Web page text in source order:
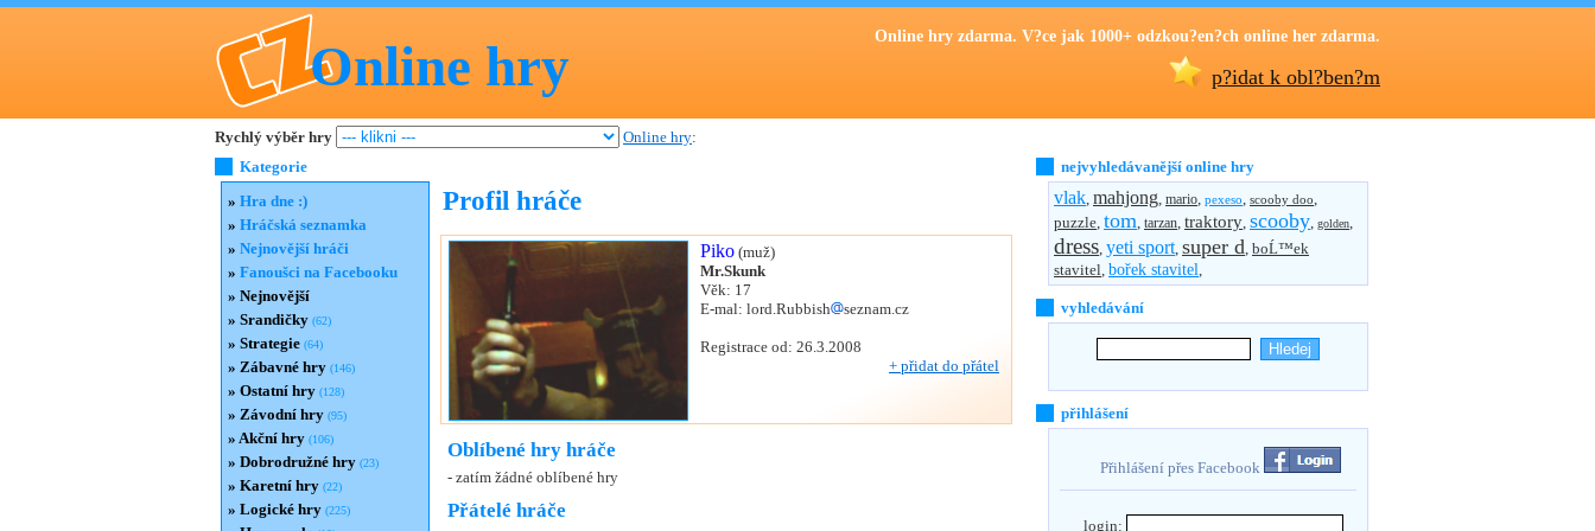
Online hry
Online hry zdarma. V?ce jak 1000+ odzkou?en?ch online her zdarma.
p?idat k obl?ben?m
Rychlý výběr hry Online hry:
Kategorie
» Hra dne :)
» Hráčská seznamka
» Nejnovější hráči
» Fanoušci na Facebooku
» Nejnovější
» Srandičky (62)
» Strategie (64)
» Zábavné hry (146)
» Ostatní hry (128)
» Závodní hry (95)
» Akční hry (106)
» Dobrodružné hry (23)
» Karetní hry (22)
» Logické hry (225)
Profil hráče
Piko (muž)
Mr.Skunk
Věk: 17
E-mal: lord.Rubbish
seznam.cz
Registrace od: 26.3.2008
+ přidat do přátel
Oblíbené hry hráče
- zatím žádné oblíbené hry
Přátelé hráče
nejvyhledávanější online hry
vlak, mahjong, mario, pexeso, scooby doo,
puzzle, tom, tarzan, traktory, scooby, golden,
dress, yeti sport, super d, boĹ™ek
stavitel, bořek stavitel,
vyhledávání
přihlášení
Přihlášení přes Facebook
login: